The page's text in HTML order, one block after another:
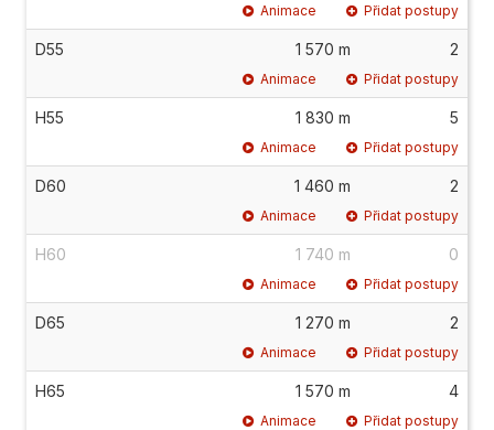
Animace Přidat postupy
D55 1 570 m 2
Animace Přidat postupy
H55 1 830 m 5
Animace Přidat postupy
D60 1 460 m 2
Animace Přidat postupy
H60 1 740 m 0
Animace Přidat postupy
D65 1 270 m 2
Animace Přidat postupy
H65 1 570 m 4
Animace Přidat postupy